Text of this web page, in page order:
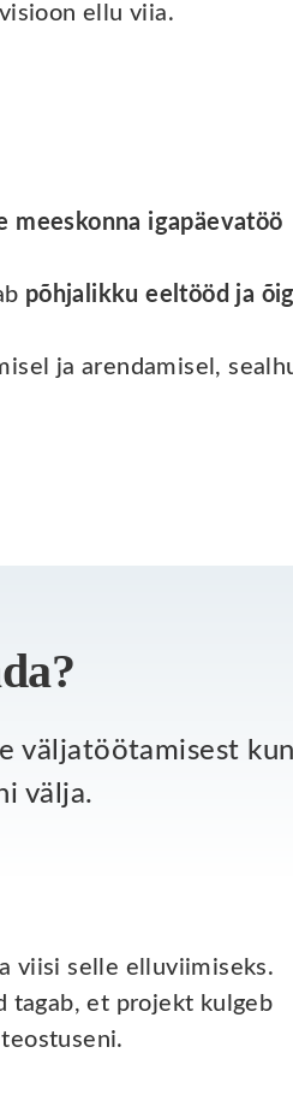
ellu viia.
meeskonna igapäevatöö
põhjalikku eeltööd ja
ja arendamisel,
väljatöötamisest
välja.
viisi selle elluviimiseks.
tagab, et projekt kulgeb